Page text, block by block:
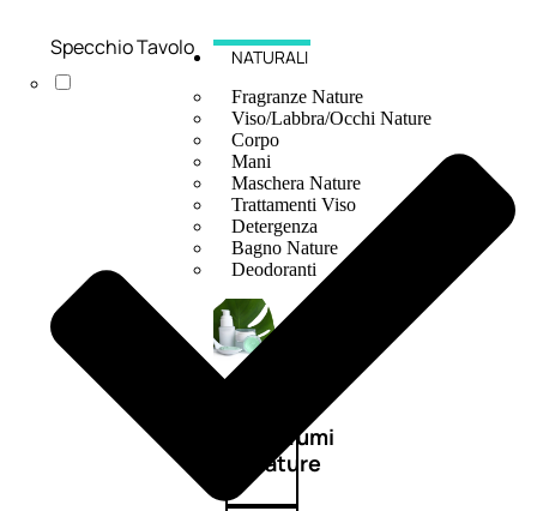
NATURALI
Fragranze Nature
Viso/Labbra/Occhi Nature
Corpo
Mani
Maschera Nature
Trattamenti Viso
Detergenza
Bagno Nature
Deodoranti
Profumi
nature
Specchio Tavolo